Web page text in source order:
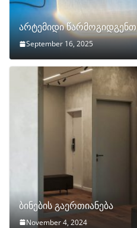
არტემიდი წარმოგიდგენთ
September 16, 2025
ბინების გაერთიანება
November 4, 2024